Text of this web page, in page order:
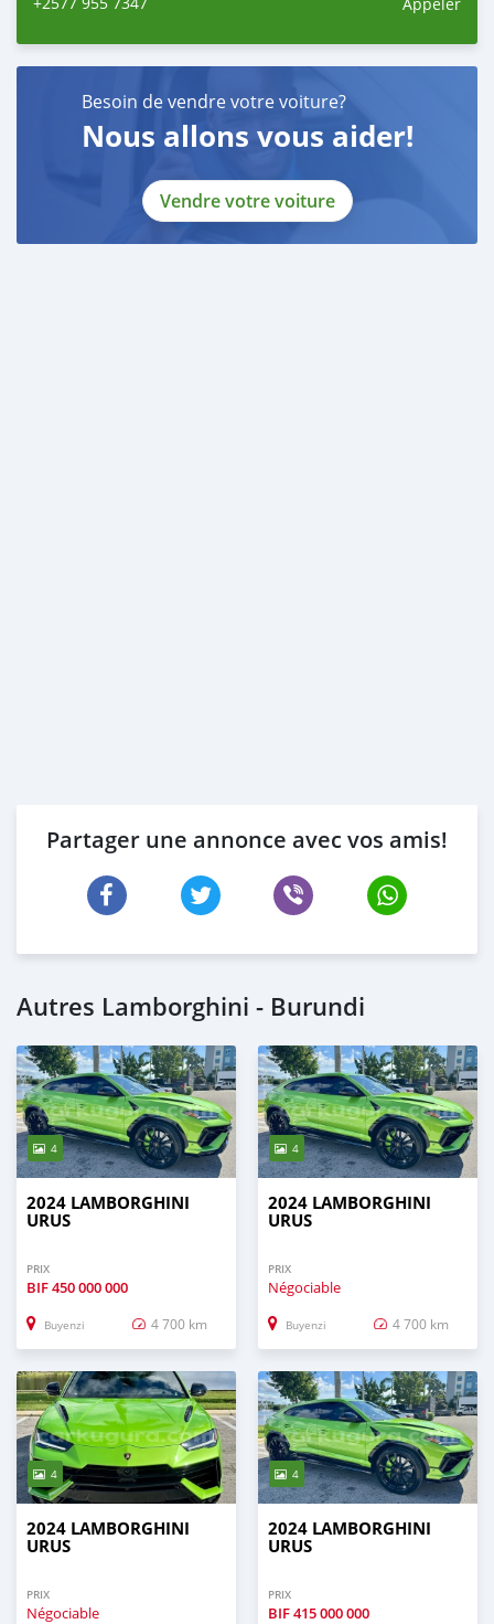
Besoin de vendre votre voiture?
Nous allons vous aider!
Vendre votre voiture
Partager une annonce avec vos amis!
Autres Lamborghini - Burundi
4
2024 LAMBORGHINI
URUS
PRIX
BIF450 000 000
Buyenzi 4 700 km
4
2024 LAMBORGHINI
URUS
PRIX
Négociable
Buyenzi 4 700 km
4
2024 LAMBORGHINI
URUS
PRIX
Négociable
4
2024 LAMBORGHINI
URUS
PRIX
BIF415 000 000